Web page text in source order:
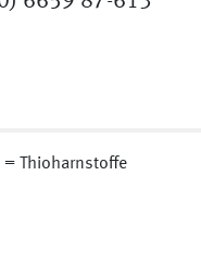
= Thioharnstoffe